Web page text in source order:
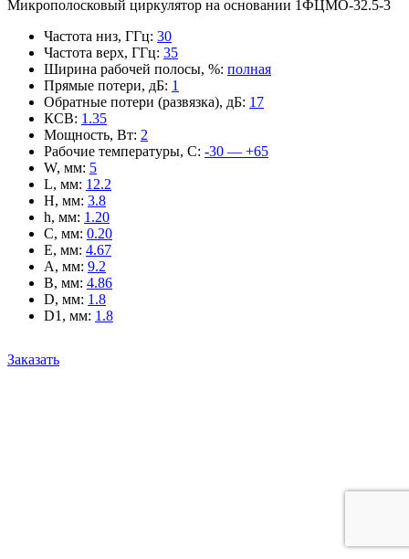
Микрополосковый циркулятор на основании 1ФЦМО-32.5-3
Частота низ, ГГц: 30
Частота верх, ГГц: 35
Ширина рабочей полосы, %: полная
Прямые потери, дБ: 1
Обратные потери (развязка), дБ: 17
КСВ: 1.35
Мощность, Вт: 2
Рабочие температуры, С: -30 — +65
W, мм: 5
L, мм: 12.2
H, мм: 3.8
h, мм: 1.20
C, мм: 0.20
E, мм: 4.67
A, мм: 9.2
B, мм: 4.86
D, мм: 1.8
D1, мм: 1.8
Заказать